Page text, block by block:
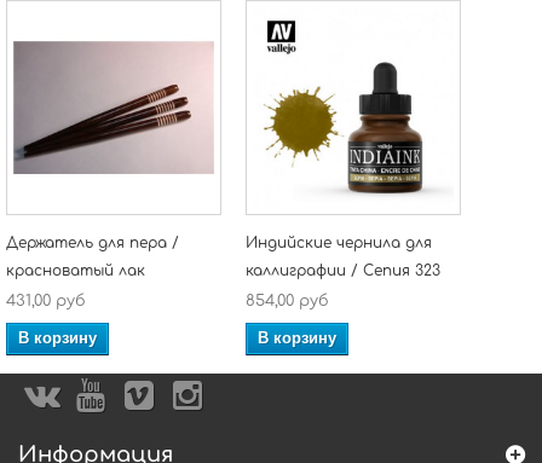
Держатель для пера /
красноватый лак
431,00 руб
В корзину
Индийские чернила для
каллиграфии / Сепия 323
854,00 руб
В корзину
Информация